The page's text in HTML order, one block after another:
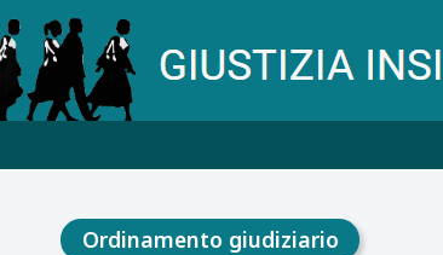
Ordinamento giudiziario